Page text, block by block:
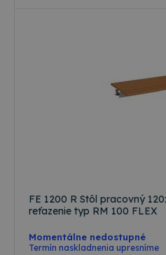
FE 1200 R Stôl pracovný
reťazenie typ RM 100 FLEX
Momentálne nedostupné
Termín naskladnenia upresníme